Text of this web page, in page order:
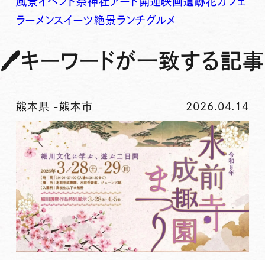
ラーメンスイーツ絶景ランチグルメ
🖊キーワードが一致する記事
熊本県 -熊本市 2026.04.14